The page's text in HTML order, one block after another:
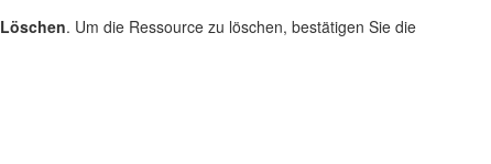
Löschen. Um die Ressource zu löschen, bestätigen Sie die